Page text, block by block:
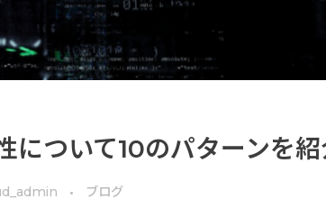
について10のパターンを
ブログ